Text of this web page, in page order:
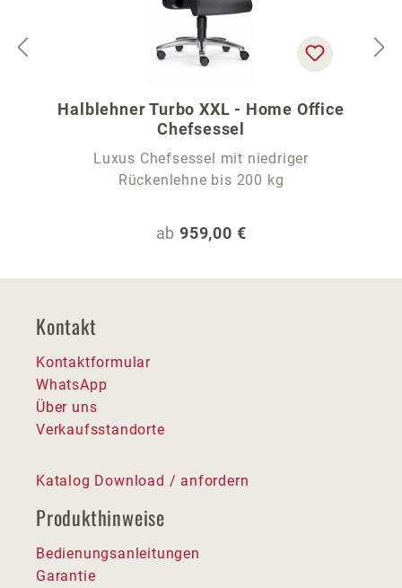
Halblehner Turbo XXL - Home Office
Chefsessel
Luxus Chefsessel mit niedriger
Rückenlehne bis 200 kg
Regulärer Preis:
ab 959,00 €
Kontakt
Kontaktformular
WhatsApp
Über uns
Verkaufsstandorte
Katalog Download / anfordern
Produkthinweise
Bedienungsanleitungen
Garantie